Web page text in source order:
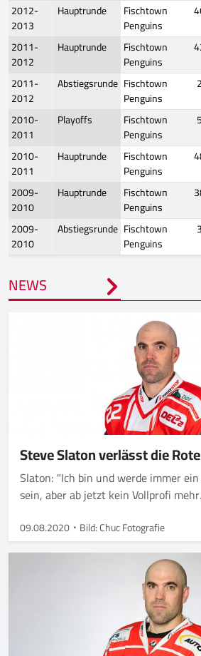
2012-
2013
Hauptrunde
Fischtown
Penguins
2011-
2012
Hauptrunde
Fischtown
Penguins
2011-
2012
Abstiegsrunde Fischtown
Penguins
2
2010-
2011
Playoffs
Fischtown
Penguins
5
2010-
2011
Hauptrunde
Fischtown
Penguins
2009-
2010
Hauptrunde
Fischtown
Penguins
2009-
2010
Abstiegsrunde Fischtown
Penguins
3
NEWS
Steve Slaton verlässt die
Slaton: "Ich bin und werde immer
sein, aber ab jetzt kein Vollprofi
meine zweite berufliche Karriere als
anfangen kann."
09.08.2020 Bild: Chuc Fotografie